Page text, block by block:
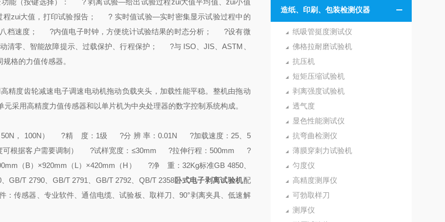
造纸、印刷、包装检测仪器
纸吸管挺度测试仪
佛格拉耐磨试验机
抗压机
短矩压缩试验机
剥离强度试验机
透气度
显色性能测试仪
抗弯曲检测仪
薄膜穿刺力试验机
匀度仪
高精度测厚仪
可勃取样刀
测厚仪
（按键选择）：
? 剥离试验—给出试验过程zui大值平均值、zui小值
大值，打印试验报告；
? 实时值试验—实时密集显示试验过程中的
档速度；
?内值电子时钟，方便统计试验结果的时态分析；
?设有微
零、智能故障提示、过载保护、行程保护；
?与 ISO、JIS、ASTM、
的力值传感器。
度齿轮减速电子调速电动机拖动负载夹头，加载性能平稳。整机由拖动
采用高精度力值传感器和以单片机为中央处理器的数字控制系统构成。
， 100N） ?精 度：1级 ?分 辨 率：0.01N ?加载速度：25、5
根据客户需要调制）
?试样宽度：≤30mm ?拉伸行程：500mm ?
（B）×920mm（L）×420mm（H）
?净 重：32Kg标准GB 4850、
GB/T 2790、GB/T 2791、GB/T 2792、QB/T 2358卧式电子剥离试验机配
：传感器、专业软件、通信电缆、试验板、取样刀、90°剥离夹具、低速解